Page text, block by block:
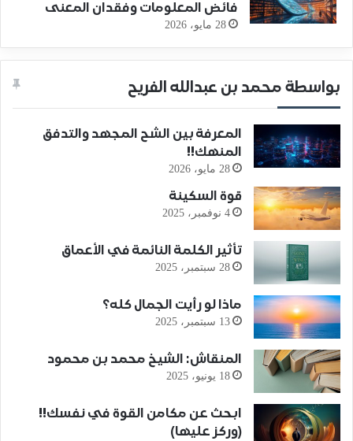
فائض المعلومات وفقدان المعنى
28 مايو، 2026
بواسطة محمد بن عبدالله الفريح
المعرفة بين الشح المجهد والتدفق
المنهك!!
28 مايو، 2026
قوة السكينة
4 نوفمبر، 2025
تأثير الكلمة النائمة في الأعماق
28 سبتمبر، 2025
ماذا لو رأيت الجمال كله؟
13 سبتمبر، 2025
المنقاش: الشيخ محمد بن محمود
18 يونيو، 2025
ابحث عن مكامن القوة في نفسك!!
(وركز عليها)